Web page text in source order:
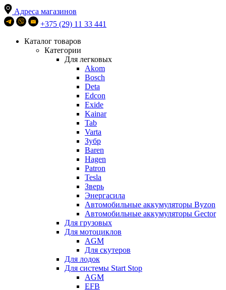
Адреса магазинов
+375 (29) 11 33 441
Каталог товаров
Категории
Для легковых
Akom
Bosch
Deta
Edcon
Exide
Kainar
Tab
Varta
Зубр
Baren
Hagen
Patron
Tesla
Зверь
Энергасила
Автомобильные аккумуляторы Byzon
Автомобильные аккумуляторы Gector
Для грузовых
Для мотоциклов
AGM
Для скутеров
Для лодок
Для системы Start Stop
AGM
EFB